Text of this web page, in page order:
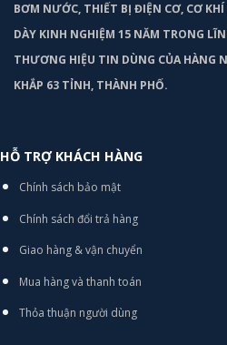
BƠM NƯỚC, THIẾT BỊ ĐIỆN CƠ, CƠ
DÀY KINH NGHIỆM 15 NĂM TRONG
THƯƠNG HIỆU TIN DÙNG CỦA HÀNG
KHẮP 63 TỈNH, THÀNH PHỐ.
HỖ TRỢ KHÁCH HÀNG
Chính sách bảo mật
Chính sách đổi trả hàng
Giao hàng & vận chuyển
Mua hàng và thanh toán
Thỏa thuận người dùng